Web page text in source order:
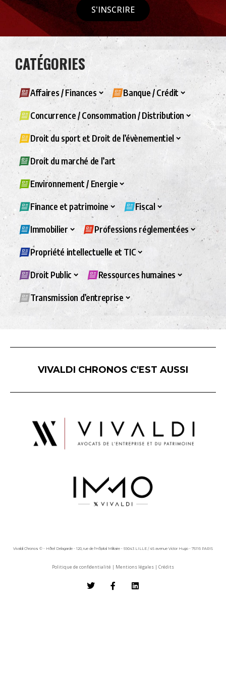
S'INSCRIRE
CATÉGORIES
Affaires / Finances Banque / Crédit
Concurrence / Consommation / Distribution
Droit du sport et Droit de l’évènementiel
Droit du marché de l’art
Environnement / Energie
Finance et patrimoine Fiscal
Immobilier Professions réglementées
Propriété intellectuelle et TIC
Droit Public Ressources humaines
Transmission d’entreprise
VIVALDI CHRONOS C'EST AUSSI
Vivaldi Chronos © - Hôtel Delagarde - 120, rue de l'Hôpital Militaire - 59043 LILLE / 45 avenue Victor Hugo - 75116 PARIS
Politique de confidentialité | Mentions légales | Crédits